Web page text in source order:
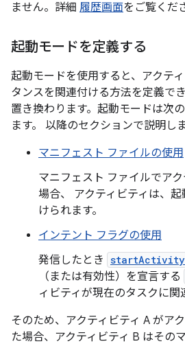
ません。詳細 履歴画面をご覧くだ
起動モードを定義する
起動モードを使用すると、アクテ
タンスを関連付ける方法を定義で
置き換わります。起動モードは次
ます。 以降のセクションで説明し
マニフェスト ファイルの使用
マニフェスト ファイルでア
場合、 アクティビティは、
けられます。
インテント フラグの使用
発信したとき
（または有効性）を宣言する
ィビティが現在のタスクに関
そのため、アクティビティ A がア
た場合、アクティビティ B はその